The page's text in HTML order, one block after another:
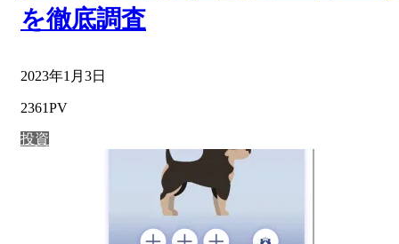
を徹底調査
2023年1月3日
2361PV
投資